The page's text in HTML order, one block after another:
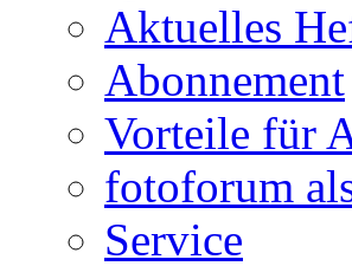
Aktuelles
Abonnement
Vorteile für
fotoforum
Service